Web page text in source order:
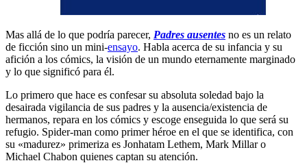
Mas allá de lo que podría parecer, Padres ausentes no es un relato
de ficción sino un mini-ensayo. Habla acerca de su infancia y su
afición a los cómics, la visión de un mundo eternamente marginado
y lo que significó para él.
Lo primero que hace es confesar su absoluta soledad bajo la
desairada vigilancia de sus padres y la ausencia/existencia de
hermanos, repara en los cómics y escoge enseguida lo que será su
refugio. Spider-man como primer héroe en el que se identifica, con
su «madurez» primeriza es Jonhatam Lethem, Mark Millar o
Michael Chabon quienes captan su atención.